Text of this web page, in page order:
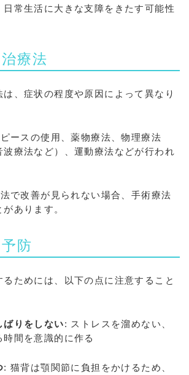
日常生活に大きな支障をきたす可能性
療法
、症状の程度や原因によって異なり
ースの使用、薬物療法、物理療法
波療法など）、運動療法などが行われ
で改善が見られない場合、手術療法
あります。
防
ためには、以下の点に注意すること
ばりをしない: ストレスを溜めない、
時間を意識的に作る
: 猫背は顎関節に負担をかけるため、